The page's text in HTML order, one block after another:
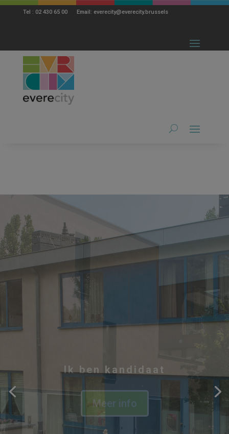
Tel : 02 430 65 00 Email: everecity@everecity.brussels
Ik ben huurder
Meer info
modal-check